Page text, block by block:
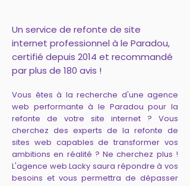
Un service de refonte de site
internet professionnel à le Paradou,
certifié depuis 2014 et recommandé
par plus de 180 avis !
Vous êtes à la recherche d'une agence
web performante à le Paradou pour la
refonte de votre site internet ? Vous
cherchez des experts de la refonte de
sites web capables de transformer vos
ambitions en réalité ? Ne cherchez plus !
L'agence web Lacky saura répondre à vos
besoins et vous permettra de dépasser